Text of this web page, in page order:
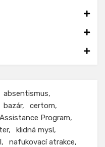
absentismus
bazár
certom
Program
klidná mysl
nafukovací atrakce